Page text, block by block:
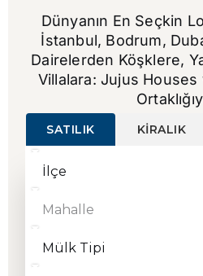
Dünyanın En Seçkin
İstanbul, Bodrum,
Dairelerden Köşklere,
Villalara: Jujus Houses
SATILIK KIRALIK
İlçe
Mahalle
Mülk Tipi